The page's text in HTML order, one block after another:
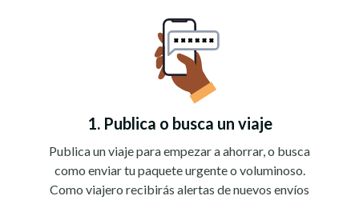
1. Publica o busca un viaje
Publica un viaje para empezar a ahorrar, o busca
como enviar tu paquete urgente o voluminoso.
Como viajero recibirás alertas de nuevos envíos